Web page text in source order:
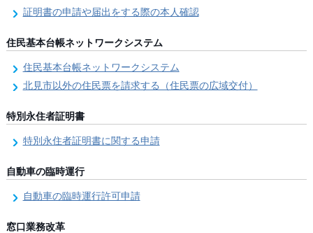
証明書の申請や届出をする際の本人確認
住民基本台帳ネットワークシステム
住民基本台帳ネットワークシステム
北見市以外の住民票を請求する（住民票の広域交付）
特別永住者証明書
特別永住者証明書に関する申請
自動車の臨時運行
自動車の臨時運行許可申請
窓口業務改革